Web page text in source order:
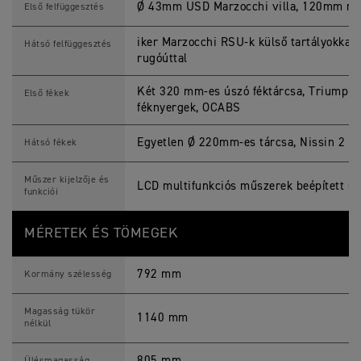
Első felfüggesztés Ø 43mm USD Marzocchi villa, 120mm
Hátsó felfüggesztés
iker Marzocchi RSU-k külső tartályokkal
rugóúttal
Első fékek
Két 320 mm-es úszó féktárcsa,
féknyergek, OCABS
Hátsó fékek Egyetlen Ø 220mm-es tárcsa, Nissin 2
Műszer kijelzője és
funkciói
LCD multifunkciós műszerek beépített
MÉRETEK ÉS TÖMEGEK
Kormány szélesség 792 mm
Magasság tükör
nélkül
1140 mm